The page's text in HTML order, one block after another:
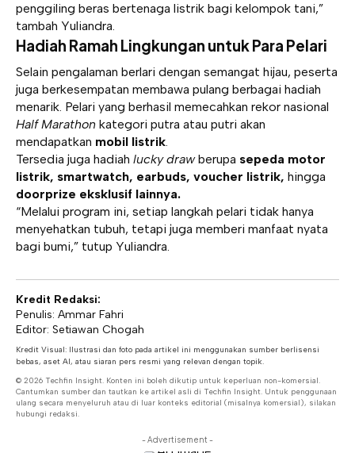
penggiling beras bertenaga listrik bagi kelompok tani,”
tambah Yuliandra.
Hadiah Ramah Lingkungan untuk Para Pelari
Selain pengalaman berlari dengan semangat hijau, peserta
juga berkesempatan membawa pulang berbagai hadiah
menarik. Pelari yang berhasil memecahkan rekor nasional
Half Marathon kategori putra atau putri akan
mendapatkan mobil listrik.
Tersedia juga hadiah lucky drawberupa sepeda motor
listrik, smartwatch, earbuds, voucher listrik, hingga
doorprize eksklusif lainnya.
“Melalui program ini, setiap langkah pelari tidak hanya
menyehatkan tubuh, tetapi juga memberi manfaat nyata
bagi bumi,” tutup Yuliandra.
Kredit Redaksi:
Penulis: Ammar Fahri
Editor: Setiawan Chogah
Kredit Visual: Ilustrasi dan foto pada artikel ini menggunakan sumber berlisensi
bebas, aset AI, atau siaran pers resmi yang relevan dengan topik.
© 2026 Techfin Insight. Konten ini boleh dikutip untuk keperluan non-komersial.
Cantumkan sumber dan tautkan ke artikel asli di Techfin Insight. Untuk penggunaan
ulang secara menyeluruh atau di luar konteks editorial (misalnya komersial), silakan
hubungi redaksi.
- Advertisement -